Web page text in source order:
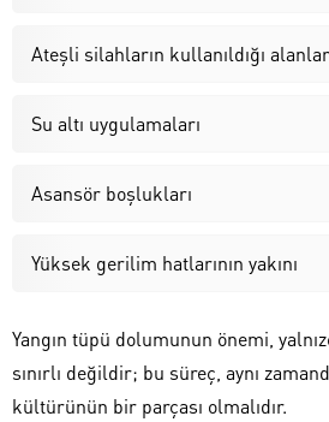
Ateşli silahların kullanıldığı alanlar
Su altı uygulamaları
Asansör boşlukları
Yüksek gerilim hatlarının yakını
Yangın tüpü dolumunun önemi,
sınırlı değildir; bu süreç, aynı
kültürünün bir parçası olmalıdır.